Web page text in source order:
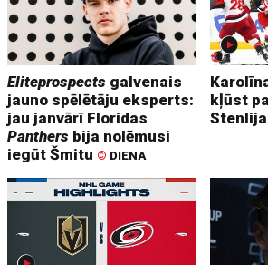
Eliteprospects galvenais
jauno spēlētāju eksperts:
jau janvārī Floridas
Panthers bija nolēmusi
iegūt Šmitu © DIENA
kļūst